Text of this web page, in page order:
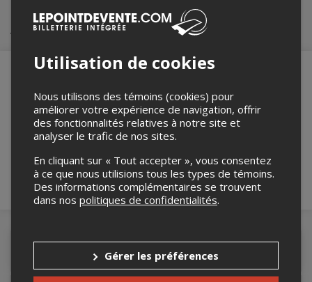
Achat de billets
Merci de confirmer que vous n'êtes pas un
robot ci-bas.
Détails de l'événement
Utilisation de cookies
Nous utilisons des témoins (cookies) pour
améliorer votre expérience de navigation, offrir
des fonctionnalités relatives à notre site et
analyser le trafic de nos sites.
En cliquant sur « Tout accepter », vous consentez
à ce que nous utilisions tous les types de témoins.
Des informations complémentaires se trouvent
dans nos politiques de confidentialités.
Gérer les préférences